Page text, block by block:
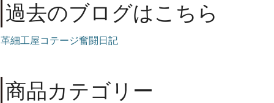
過去のブログはこちら
革細工屋コテージ奮闘日記
商品カテゴリー